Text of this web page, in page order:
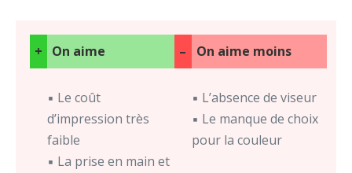
+ On aime
▪ Le coût
d’impression très
faible
▪ La prise en main et
– On aime moins
▪ L’absence de viseur
▪ Le manque de choix
pour la couleur